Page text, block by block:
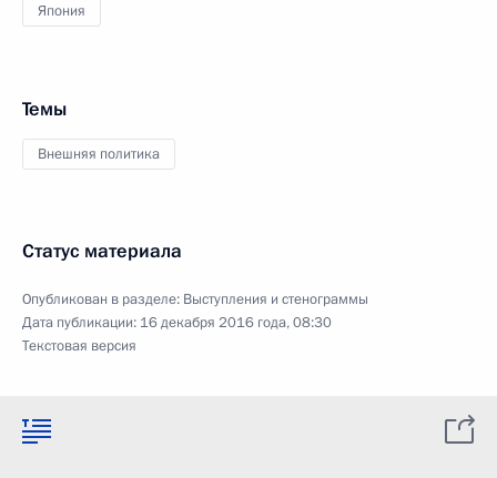
Япония
Темы
Внешняя политика
Статус материала
Опубликован в разделе: Выступления и стенограммы
Дата публикации: 16 декабря 2016 года, 08:30
Текстовая версия